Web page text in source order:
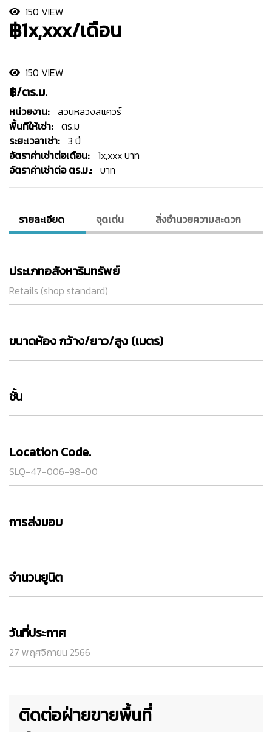
150 VIEW
฿1x,xxx/เดือน
150 VIEW
฿/ตร.ม.
หน่วยงาน: สวนหลวงสแควร์
พื้นทีให้เช่า: ตร.ม
ระยะเวลาเช่า: 3 ปี
อัตราค่าเช่าต่อเดือน:
1x,xxx บาท
อัตราค่าเช่าต่อ ตร.ม.: บาท
รายละเอียด จุดเด่น สิ่งอํานวยความสะดวก
ประเภทอสังหาริมทรัพย์
Retails (shop standard)
ขนาดห้อง กว้าง/ยาว/สูง (เมตร)
ชั้น
Location Code.
SLQ-47-006-98-00
การส่งมอบ
จำนวนยูนิต
วันที่ประกาศ
27 พฤศจิกายน 2566
ติดต่อฝ่ายขายพื้นที่